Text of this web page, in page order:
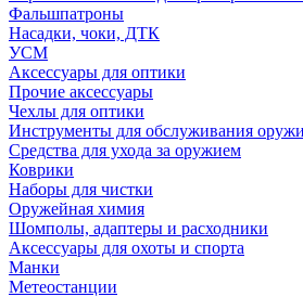
Фальшпатроны
Насадки, чоки, ДТК
УСМ
Аксессуары для оптики
Прочие аксессуары
Чехлы для оптики
Инструменты для обслуживания
Средства для ухода за оружием
Коврики
Наборы для чистки
Оружейная химия
Шомполы, адаптеры и расходники
Аксессуары для охоты и спорта
Манки
Метеостанции